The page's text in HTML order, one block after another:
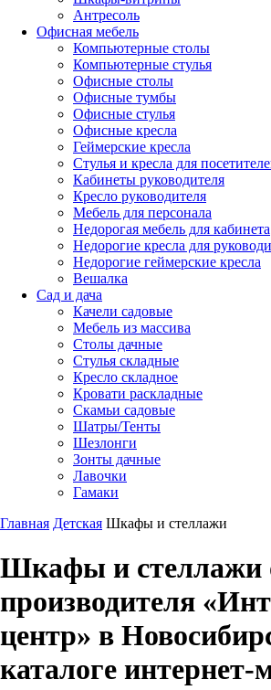
Антресоль
Офисная мебель
Компьютерные столы
Компьютерные стулья
Офисные столы
Офисные тумбы
Офисные стулья
Офисные кресла
Геймерские кресла
Стулья и кресла для
Кабинеты руководителя
Кресло руководителя
Мебель для персонала
Недорогая мебель для кабинета
Недорогие кресла для
Недорогие геймерские кресла
Вешалка
Сад и дача
Качели садовые
Мебель из массива
Столы дачные
Стулья складные
Кресло складное
Кровати раскладные
Скамьи садовые
Шатры/Тенты
Шезлонги
Зонты дачные
Лавочки
Гамаки
Главная Детская Шкафы и стеллажи
Шкафы и стеллажи
производителя
центр» в
каталоге интернет-